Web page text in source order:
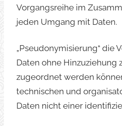
Vorgangsreihe im
jeden Umgang mit Daten.
„Pseudonymisierung“ die
Daten ohne Hinzuziehung
zugeordnet werden
technischen und
Daten nicht einer